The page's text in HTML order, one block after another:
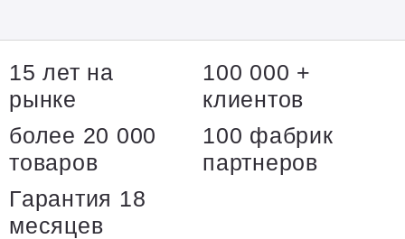
15 лет на
рынке
100 000 +
клиентов
более 20 000
товаров
100 фабрик
партнеров
Гарантия 18
месяцев